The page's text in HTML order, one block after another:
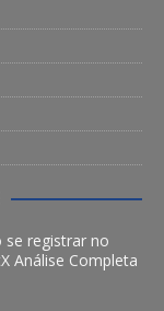
se registrar no
Análise Completa